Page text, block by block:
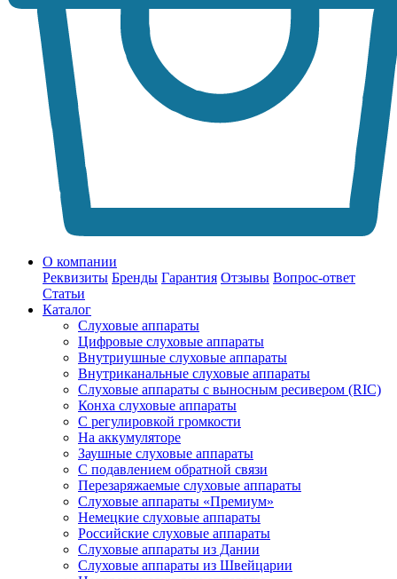
О компании
Реквизиты Бренды Гарантия Отзывы Вопрос-ответ
Статьи
Каталог
Слуховые аппараты
Цифровые слуховые аппараты
Внутриушные слуховые аппараты
Внутриканальные слуховые аппараты
Слуховые аппараты с выносным ресивером (RIC)
Конха слуховые аппараты
С регулировкой громкости
На аккумуляторе
Заушные слуховые аппараты
C подавлением обратной связи
Перезаряжаемые слуховые аппараты
Слуховые аппараты «Премиум»
Немецкие слуховые аппараты
Российские слуховые аппараты
Слуховые аппараты из Дании
Слуховые аппараты из Швейцарии